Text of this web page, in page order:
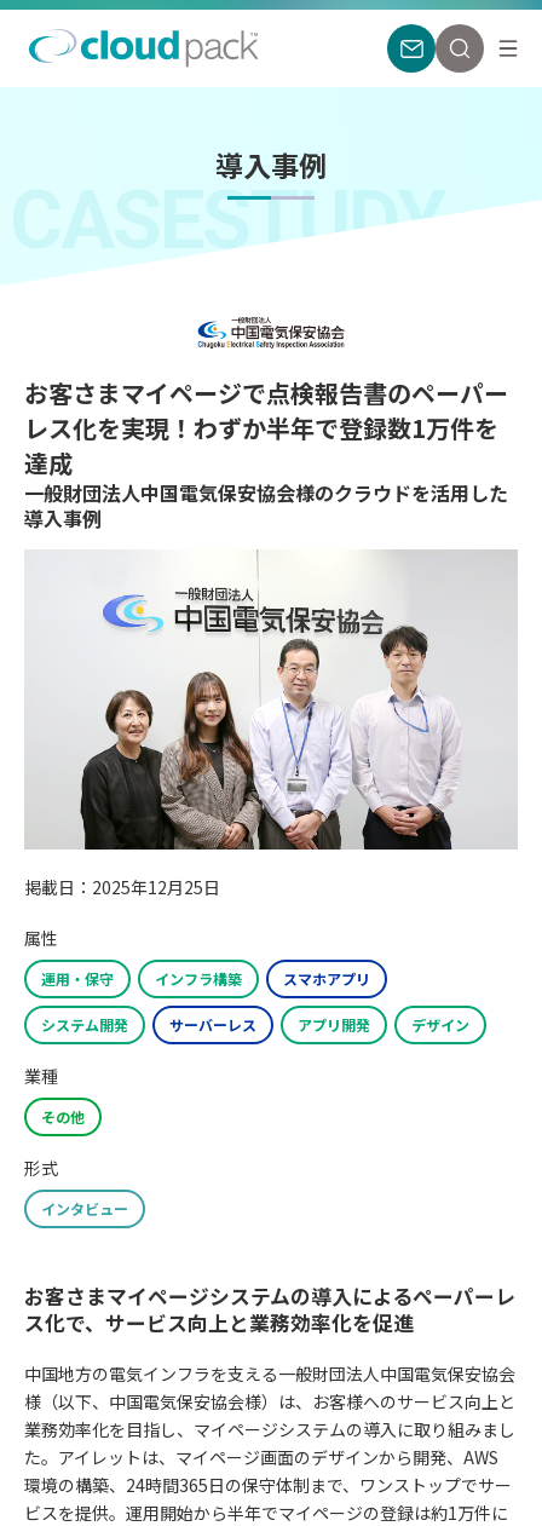
導入事例
CASESTUDY
お客さまマイページで点検報告書のペーパー
レス化を実現！わずか半年で登録数1万件を
達成
一般財団法人中国電気保安協会様のクラウドを活用した
導入事例
掲載日：2025年12月25日
属性
運用・保守 インフラ構築 スマホアプリ
システム開発 サーバーレス アプリ開発 デザイン
業種
その他
形式
インタビュー
お客さまマイページシステムの導入によるペーパーレ
ス化で、サービス向上と業務効率化を促進
中国地方の電気インフラを支える一般財団法人中国電気保安協会
様（以下、中国電気保安協会様）は、お客様へのサービス向上と
業務効率化を目指し、マイページシステムの導入に取り組みまし
た。アイレットは、マイページ画面のデザインから開発、AWS
環境の構築、24時間365日の保守体制まで、ワンストップでサー
ビスを提供。運用開始から半年でマイページの登録は約1万件に